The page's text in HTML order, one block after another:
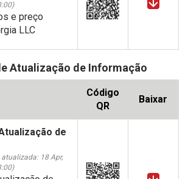
e preço
LLC
Atualização de Informação
Código
QR
Baixar
de
18 Apr,